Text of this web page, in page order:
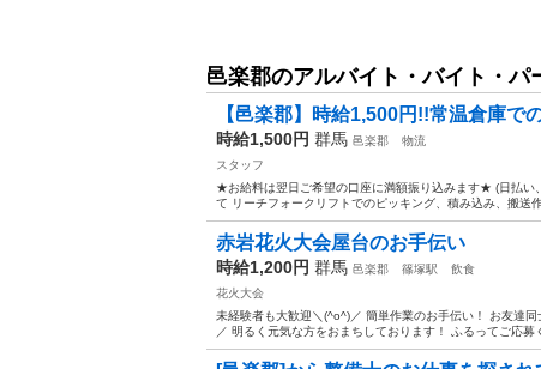
邑楽郡のアルバイト・バイト・
【邑楽郡】時給1,500円!!常温倉庫
時給1,500円 群馬 邑楽郡
物流
スタッフ
★お給料は翌日ご希望の口座に満額振り込みます★ (日払
て リーチフォークリフトでのピッキング、積み込み、搬送
赤岩花火大会屋台のお手伝い
時給1,200円 群馬 邑楽郡 篠塚駅
飲食
花火大会
未経験者も大歓迎＼(^o^)／ 簡単作業のお手伝い！ お友達